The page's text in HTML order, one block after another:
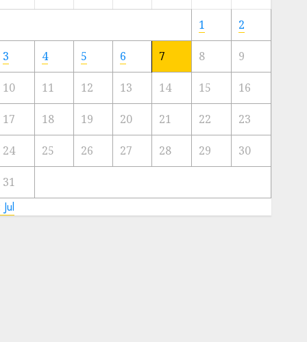
Artis
Kota
23/11/2024
0
1 2
3 4 5 6 7 8 9
10 11 12 13 14 15 16
17 18 19 20 21 22 23
24 25 26 27 28 29 30
31